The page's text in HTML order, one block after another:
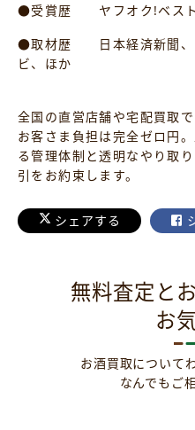
●受賞歴 ヤフオク!ベスト
●取材歴 日本経済新聞、
ビ、ほか
全国の直営店舗や宅配買取
お客さま負担は完全ゼロ円
る管理体制と透明なやり取
引をお約束します。
シェアする
無料査定と
お
お酒買取について
なんでもご